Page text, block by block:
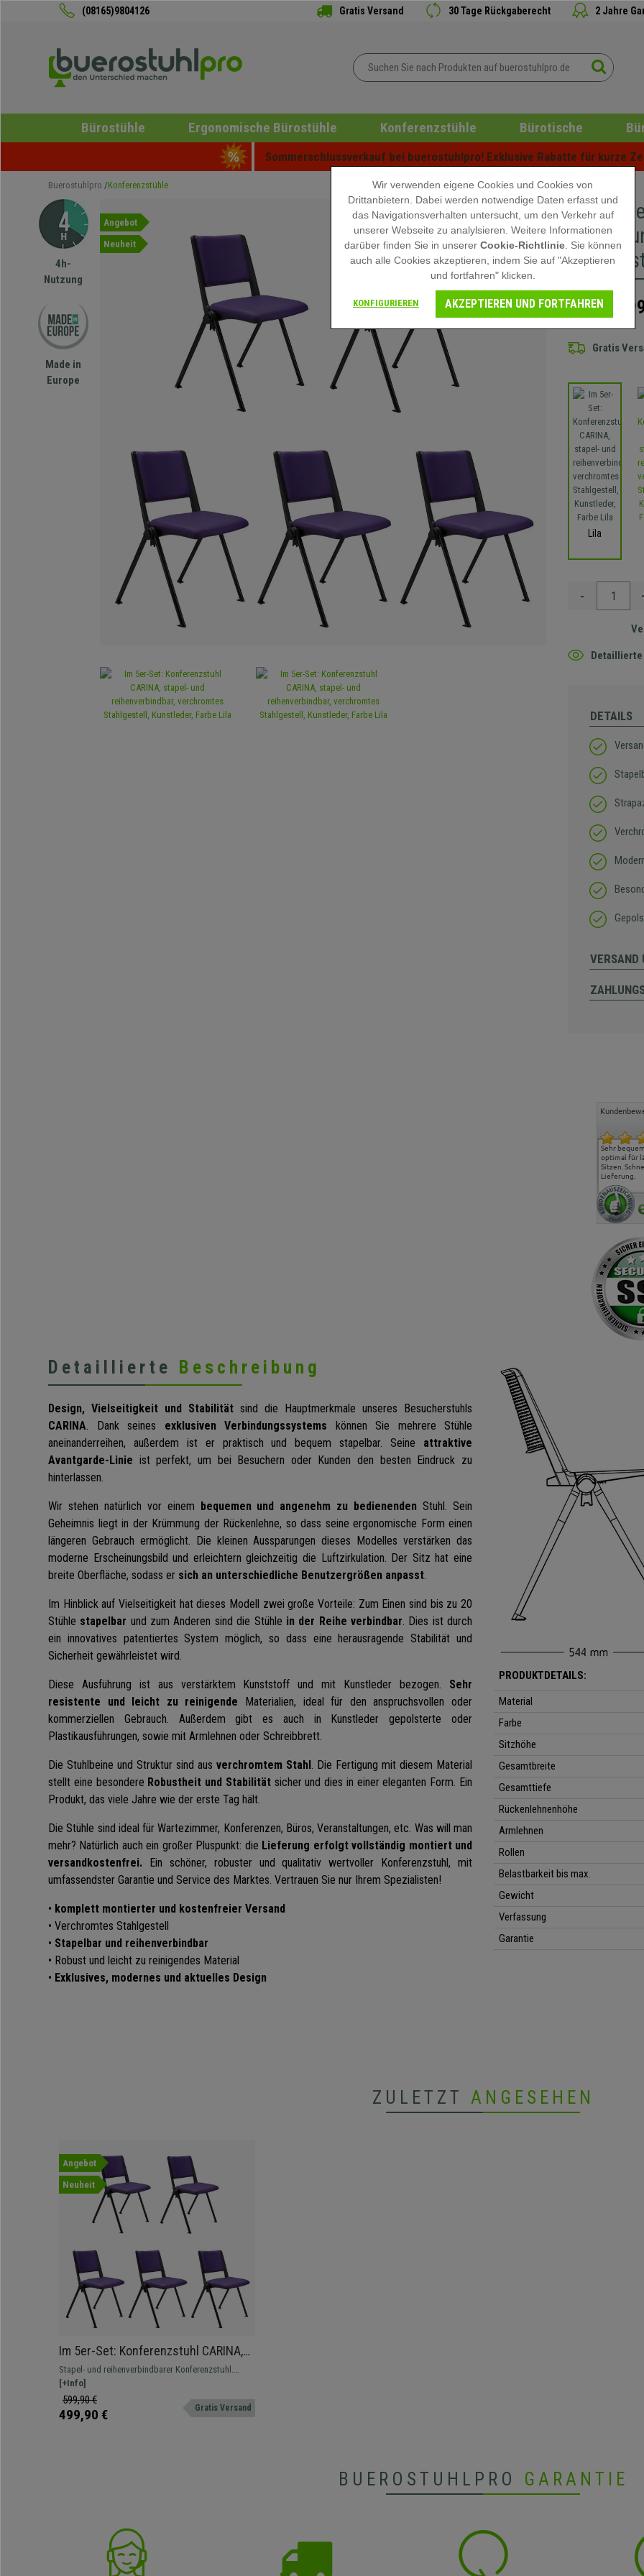
(08165)9804126 Gratis Versand 30 Tage Rückgaberecht 2 Jahre
Bürostühle Ergonomische Bürostühle Konferenzstühle Bürotische
Sommerschlussverkauf bei buerostuhlpro! Exklusive Rabatte für kurze
Buerostuhlpro Konferenzstühle
4h-
Nutzung
Made in
Europe
Angebot
Neuheit
Im 5er-
stapel-
599,90 €
Gratis
Lila
-
Detaillierte
DETAILS
VERSAND
Sehr
optimal für
Sitzen.
Lieferung.
Detaillierte Beschreibung
Design, Vielseitigkeit und Stabilität sind die Hauptmerkmale unseres Besucherstuhls
CARINA. Dank seines exklusiven Verbindungssystems können Sie mehrere Stühle
aneinanderreihen, außerdem ist er praktisch und bequem stapelbar. Seine attraktive
Avantgarde-Linie ist perfekt, um bei Besuchern oder Kunden den besten Eindruck zu
hinterlassen.
Wir stehen natürlich vor einem bequemen und angenehm zu bedienenden Stuhl. Sein
Geheimnis liegt in der Krümmung der Rückenlehne, so dass seine ergonomische Form einen
längeren Gebrauch ermöglicht. Die kleinen Aussparungen dieses Modelles verstärken das
moderne Erscheinungsbild und erleichtern gleichzeitig die Luftzirkulation. Der Sitz hat eine
breite Oberfläche, sodass er sich an unterschiedliche Benutzergrößen anpasst.
Im Hinblick auf Vielseitigkeit hat dieses Modell zwei große Vorteile: Zum Einen sind bis zu 20
Stühle stapelbar und zum Anderen sind die Stühle in der Reihe verbindbar. Dies ist durch
ein innovatives patentiertes System möglich, so dass eine herausragende Stabilität und
Sicherheit gewährleistet wird.
Diese Ausführung ist aus verstärktem Kunststoff und mit Kunstleder bezogen. Sehr
resistente und leicht zu reinigende Materialien, ideal für den anspruchsvollen oder
kommerziellen Gebrauch. Außerdem gibt es auch in Kunstleder gepolsterte oder
Plastikausführungen, sowie mit Armlehnen oder Schreibbrett.
Die Stuhlbeine und Struktur sind aus verchromtem Stahl. Die Fertigung mit diesem Material
stellt eine besondere Robustheit und Stabilitätsicher und dies in einer eleganten Form. Ein
Produkt, das viele Jahre wie der erste Tag hält.
Die Stühle sind ideal für Wartezimmer, Konferenzen, Büros, Veranstaltungen, etc. Was will man
mehr? Natürlich auch ein großer Pluspunkt: die Lieferung erfolgt vollständig montiert und
versandkostenfrei. Ein schöner, robuster und qualitativ wertvoller Konferenzstuhl, mit
umfassendster Garantie und Service des Marktes. Vertrauen Sie nur Ihrem Spezialisten!
• komplett montierter und kostenfreier Versand
• Verchromtes Stahlgestell
• Stapelbar und reihenverbindbar
• Robust und leicht zu reinigendes Material
• Exklusives, modernes und aktuelles Design
PRODUKTDETAILS:
Material
Farbe
Sitzhöhe
Gesamtbreite
Gesamttiefe
Rückenlehnenhöhe
Armlehnen
Rollen
Belastbarkeit bis max.
Gewicht
Verfassung
Garantie
ZULETZT ANGESEHEN
Angebot
Neuheit
Im 5er-Set: Konferenzstuhl CARINA,
stapel- und reihenverbindbar,
verchromtes Stahlgestell, Kunstleder,
Farbe Lila
Stapel- und reihenverbindbarer Konferenzstuhl.
Attraktives modernes Design, erhältlich auch
gepolstert, mit Schreibbrett und Armlehnen
[+Info]
599,90 €
499,90 € Gratis Versand
BUEROSTUHLPRO GARANTIE
Wir verwenden eigene Cookies und Cookies von
Drittanbietern. Dabei werden notwendige Daten erfasst und
das Navigationsverhalten untersucht, um den Verkehr auf
unserer Webseite zu analylsieren. Weitere Informationen
darüber finden Sie in unserer Cookie-Richtlinie. Sie können
auch alle Cookies akzeptieren, indem Sie auf "Akzeptieren
und fortfahren" klicken.
KONFIGURIEREN AKZEPTIEREN UND FORTFAHREN